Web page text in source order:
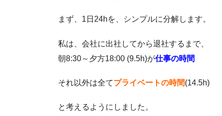
まず、1日24hを、シンプルに分解します。
私は、会社に出社してから退社するまで、
朝8:30～夕方18:00 (9.5h)が仕事の時間
それ以外は全てプライベートの時間(14.5h)
と考えるようにしました。